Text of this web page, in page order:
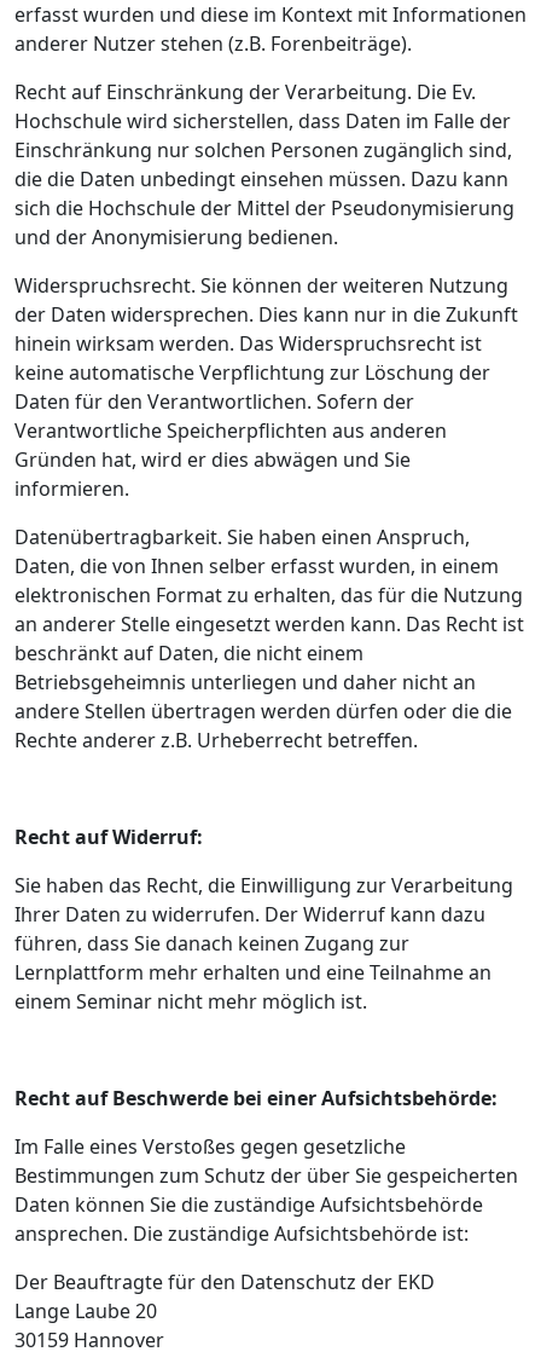
erfasst wurden und diese im Kontext mit Informationen
anderer Nutzer stehen (z.B. Forenbeiträge).
Recht auf Einschränkung der Verarbeitung. Die Ev.
Hochschule wird sicherstellen, dass Daten im Falle der
Einschränkung nur solchen Personen zugänglich sind,
die die Daten unbedingt einsehen müssen. Dazu kann
sich die Hochschule der Mittel der Pseudonymisierung
und der Anonymisierung bedienen.
Widerspruchsrecht. Sie können der weiteren Nutzung
der Daten widersprechen. Dies kann nur in die Zukunft
hinein wirksam werden. Das Widerspruchsrecht ist
keine automatische Verpflichtung zur Löschung der
Daten für den Verantwortlichen. Sofern der
Verantwortliche Speicherpflichten aus anderen
Gründen hat, wird er dies abwägen und Sie
informieren.
Datenübertragbarkeit. Sie haben einen Anspruch,
Daten, die von Ihnen selber erfasst wurden, in einem
elektronischen Format zu erhalten, das für die Nutzung
an anderer Stelle eingesetzt werden kann. Das Recht ist
beschränkt auf Daten, die nicht einem
Betriebsgeheimnis unterliegen und daher nicht an
andere Stellen übertragen werden dürfen oder die die
Rechte anderer z.B. Urheberrecht betreffen.
Recht auf Widerruf:
Sie haben das Recht, die Einwilligung zur Verarbeitung
Ihrer Daten zu widerrufen. Der Widerruf kann dazu
führen, dass Sie danach keinen Zugang zur
Lernplattform mehr erhalten und eine Teilnahme an
einem Seminar nicht mehr möglich ist.
Recht auf Beschwerde bei einer Aufsichtsbehörde:
Im Falle eines Verstoßes gegen gesetzliche
Bestimmungen zum Schutz der über Sie gespeicherten
Daten können Sie die zuständige Aufsichtsbehörde
ansprechen. Die zuständige Aufsichtsbehörde ist:
Der Beauftragte für den Datenschutz der EKD
Lange Laube 20
30159 Hannover